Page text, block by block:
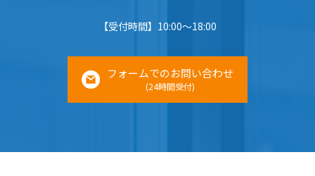
【受付時間】10:00～18:00
フォームでのお問い合わせ
(24時間受付)